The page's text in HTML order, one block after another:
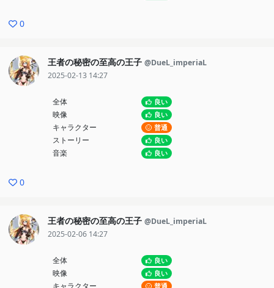
0
王者の秘密の至高の王子 @DueL_imperiaL
2025-02-13 14:27
全体 良い
映像 良い
キャラクター 普通
ストーリー 良い
音楽 良い
0
王者の秘密の至高の王子 @DueL_imperiaL
2025-02-06 14:27
全体 良い
映像 良い
キャラクター 普通